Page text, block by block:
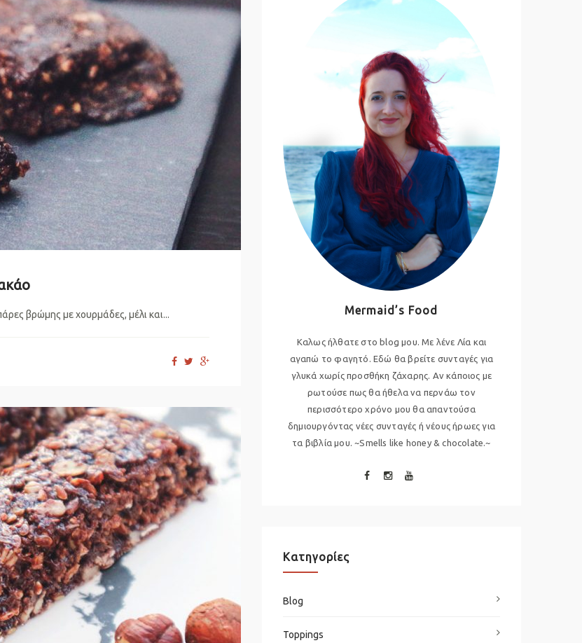
βρώμης με χουρμάδες, μέλι και... Mermaid’s Food
Καλως ήλθατε στο blog μου. Με λένε Λία και
αγαπώ το φαγητό. Εδώ θα βρείτε συνταγές για
γλυκά χωρίς προσθήκη ζάχαρης. Αν κάποιος με
ρωτούσε πως θα ήθελα να περνάω τον
περισσότερο χρόνο μου θα απαντούσα
δημιουργόντας νέες συνταγές ή νέους ήρωες για
τα βιβλία μου. ~Smells like honey & chocolate.~
Kατηγορίες
Blog
Toppings